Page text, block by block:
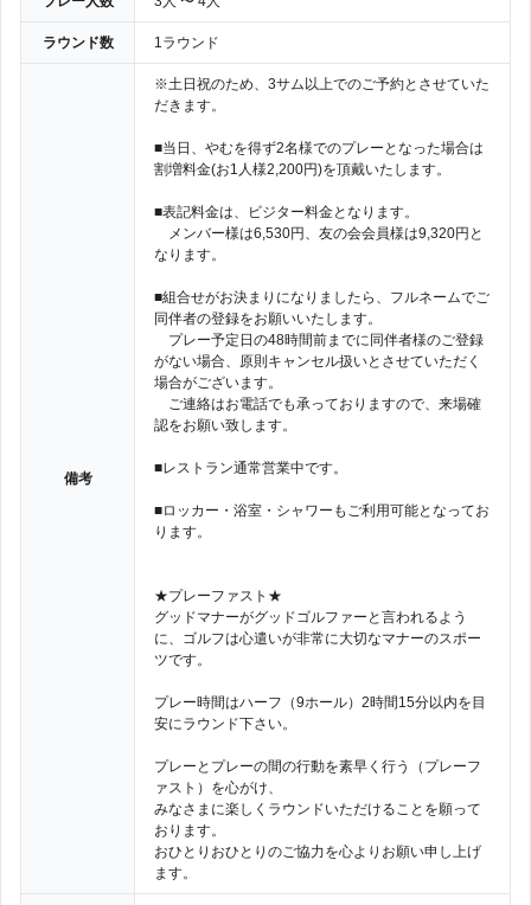
ラウンド数 1ラウンド
備考
※土日祝のため、3サム以上でのご予約とさせていた
だきます。
■当日、やむを得ず2名様でのプレーとなった場合は
割増料金(お1人様2,200円)を頂戴いたします。
■表記料金は、ビジター料金となります。
メンバー様は6,530円、友の会会員様は9,320円と
なります。
■組合せがお決まりになりましたら、フルネームでご
同伴者の登録をお願いいたします。
プレー予定日の48時間前までに同伴者様のご登録
がない場合、原則キャンセル扱いとさせていただく
場合がございます。
ご連絡はお電話でも承っておりますので、来場確
認をお願い致します。
■レストラン通常営業中です。
■ロッカー・浴室・シャワーもご利用可能となってお
ります。
★プレーファスト★
グッドマナーがグッドゴルファーと言われるよう
に、ゴルフは心遣いが非常に大切なマナーのスポー
ツです。
プレー時間はハーフ（9ホール）2時間15分以内を目
安にラウンド下さい。
プレーとプレーの間の行動を素早く行う（プレーフ
ァスト）を心がけ、
みなさまに楽しくラウンドいただけることを願って
おります。
おひとりおひとりのご協力を心よりお願い申し上げ
ます。